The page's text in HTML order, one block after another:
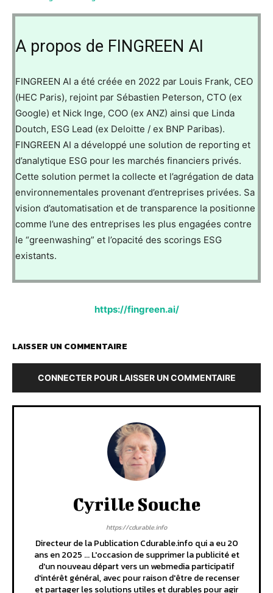
A propos de FINGREEN AI
FINGREEN AI a été créée en 2022 par Louis Frank, CEO
(HEC Paris), rejoint par Sébastien Peterson, CTO (ex
Google) et Nick Inge, COO (ex ANZ) ainsi que Linda
Doutch, ESG Lead (ex Deloitte / ex BNP Paribas).
FINGREEN AI a développé une solution de reporting et
d’analytique ESG pour les marchés financiers privés.
Cette solution permet la collecte et l’agrégation de data
environnementales provenant d’entreprises privées. Sa
vision d’automatisation et de transparence la positionne
comme l’une des entreprises les plus engagées contre
le “greenwashing” et l’opacité des scorings ESG
existants.
https://fingreen.ai/
LAISSER UN COMMENTAIRE
CONNECTER POUR LAISSER UN COMMENTAIRE
Cyrille Souche
https://cdurable.info
Directeur de la Publication Cdurable.info qui a eu 20
ans en 2025 ... L'occasion de supprimer la publicité et
d'un nouveau départ vers un webmedia participatif
d'intérêt général, avec pour raison d'être de recenser
et partager les solutions utiles et durables pour agir